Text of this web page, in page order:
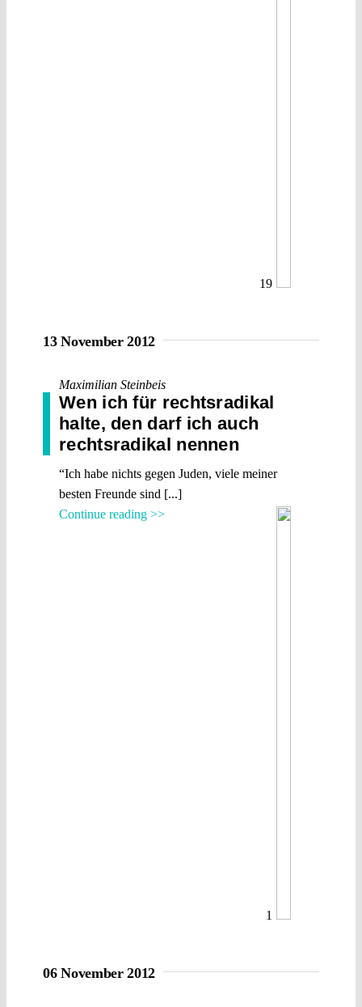
19
13 November 2012
Maximilian Steinbeis
Wen ich für rechtsradikal
halte, den darf ich auch
rechtsradikal nennen
“Ich habe nichts gegen Juden, viele meiner
besten Freunde sind [...]
Continue reading >>
1
06 November 2012